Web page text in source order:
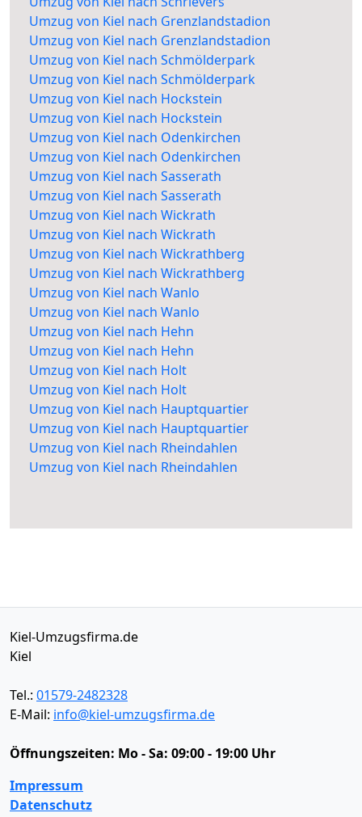
Umzug von Kiel nach Grenzlandstadion
Umzug von Kiel nach Grenzlandstadion
Umzug von Kiel nach Schmölderpark
Umzug von Kiel nach Schmölderpark
Umzug von Kiel nach Hockstein
Umzug von Kiel nach Hockstein
Umzug von Kiel nach Odenkirchen
Umzug von Kiel nach Odenkirchen
Umzug von Kiel nach Sasserath
Umzug von Kiel nach Sasserath
Umzug von Kiel nach Wickrath
Umzug von Kiel nach Wickrath
Umzug von Kiel nach Wickrathberg
Umzug von Kiel nach Wickrathberg
Umzug von Kiel nach Wanlo
Umzug von Kiel nach Wanlo
Umzug von Kiel nach Hehn
Umzug von Kiel nach Hehn
Umzug von Kiel nach Holt
Umzug von Kiel nach Holt
Umzug von Kiel nach Hauptquartier
Umzug von Kiel nach Hauptquartier
Umzug von Kiel nach Rheindahlen
Umzug von Kiel nach Rheindahlen
Kiel-Umzugsfirma.de
Kiel
Tel.: 01579-2482328
E-Mail: info@kiel-umzugsfirma.de
Öffnungszeiten: Mo - Sa: 09:00 - 19:00 Uhr
Impressum
Datenschutz